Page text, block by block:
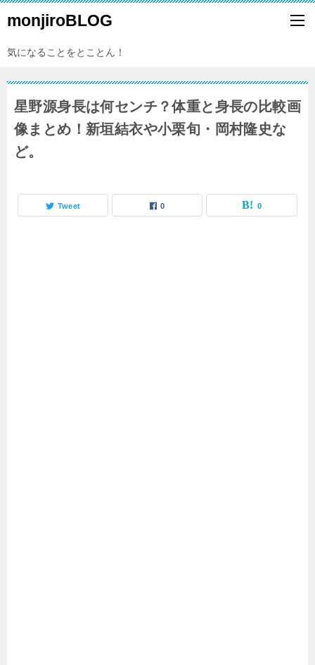
monjiroBLOG
気になることをとことん！
星野源身長は何センチ？体重と身長の比較画
像まとめ！新垣結衣や小栗旬・岡村隆史な
ど。
Tweet 0 0